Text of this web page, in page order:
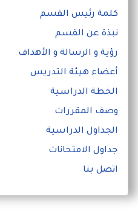
كلمة رئيس القسم
نبذة عن القسم
رؤية و الرسالة و الأهداف
أعضاء هيئة التدريس
الخطة الدراسية
وصف المقررات
الجداول الدراسية
جداول الامتحانات
اتصل بنا